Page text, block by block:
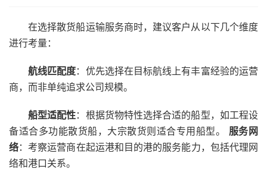
在选择散货船运输服务商时，建议客户从以下几个维度
进行考量：
航线匹配度：优先选择在目标航线上有丰富经验的运营
商，而非单纯追求公司规模。
船型适配性：根据货物特性选择合适的船型，如工程设
备适合多功能散货船，大宗散货则适合专用船型。 服务网
络：考察运营商在起运港和目的港的服务能力，包括代理网
络和港口关系。